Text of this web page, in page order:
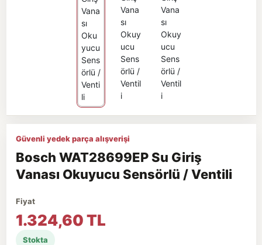
Güvenli yedek parça alışverişi
Bosch WAT28699EP Su Giriş
Vanası Okuyucu Sensörlü / Ventili
Fiyat
1.324,60 TL
Stokta